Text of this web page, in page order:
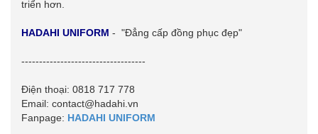
triển hơn.
HADAHI UNIFORM - "Đẳng cấp đồng phục đẹp"
-----------------------------------
Điện thoại: 0818 717 778
Email: contact@hadahi.vn
Fanpage: HADAHI UNIFORM